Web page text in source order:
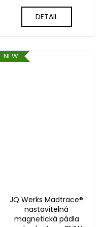
DETAIL
NEW
JQ Werks Madtrace®
nastavitelná
magnetická pádla